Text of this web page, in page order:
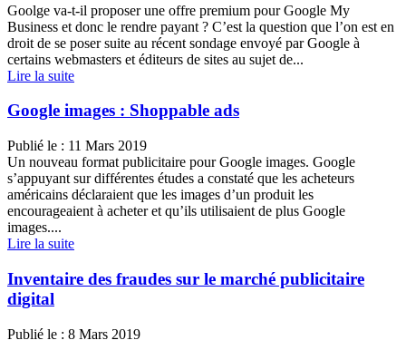
Goolge va-t-il proposer une offre premium pour Google My
Business et donc le rendre payant ? C’est la question que l’on est en
droit de se poser suite au récent sondage envoyé par Google à
certains webmasters et éditeurs de sites au sujet de...
Lire la suite
Google images : Shoppable ads
Publié le : 11 Mars 2019
Un nouveau format publicitaire pour Google images. Google
s’appuyant sur différentes études a constaté que les acheteurs
américains déclaraient que les images d’un produit les
encourageaient à acheter et qu’ils utilisaient de plus Google
images....
Lire la suite
Inventaire des fraudes sur le marché publicitaire
digital
Publié le : 8 Mars 2019